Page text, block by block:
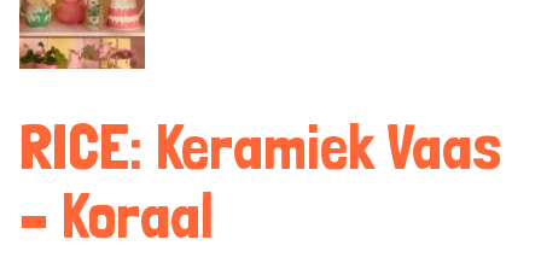
RICE: Keramiek Vaas
– Koraal